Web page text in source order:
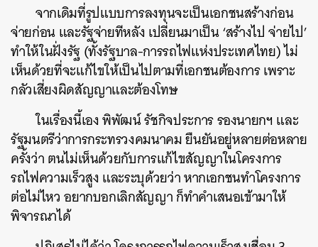
จากเดิมที่รูปแบบการลงทุนจะเป็นเอกชนสร้างก่อน
จ่ายก่อน และรัฐจ่ายทีหลัง เปลี่ยนมาเป็น ‘สร้างไป จ่ายไป’
ทำให้ในฝั่งรัฐ (ทั้งรัฐบาล-การรถไฟแห่งประเทศไทย) ไม่
เห็นด้วยที่จะแก้ไขให้เป็นไปตามที่เอกชนต้องการ เพราะ
กลัวเสี่ยงผิดสัญญาและต้องโทษ
ในเรื่องนี้เอง พิพัฒน์ รัชกิจประการ รองนายกฯ และ
รัฐมนตรีว่าการกระทรวงคมนาคม ยืนยันอยู่หลายต่อหลาย
ครั้งว่า ตนไม่เห็นด้วยกับการแก้ไขสัญญาในโครงการ
รถไฟความเร็วสูง และระบุด้วยว่า หากเอกชนทำโครงการ
ต่อไม่ไหว อยากบอกเลิกสัญญา ก็ทำคำเสนอเข้ามาให้
พิจารณาได้